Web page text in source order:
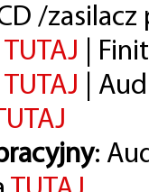
/
TUTAJ |
TUTAJ |
: